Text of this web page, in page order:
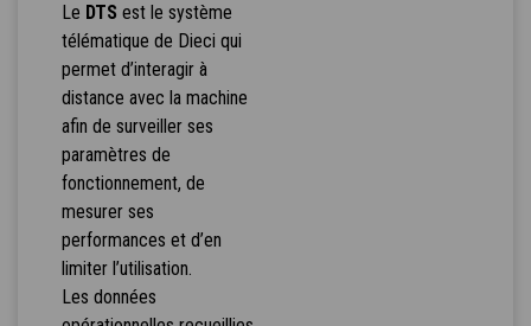
Le DTS est le système
télématique de Dieci qui
permet d’interagir à
distance avec la machine
afin de surveiller ses
paramètres de
fonctionnement, de
mesurer ses
performances et d’en
limiter l’utilisation.
Les données